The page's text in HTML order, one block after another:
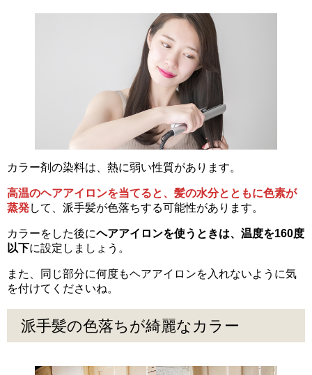
カラー剤の染料は、熱に弱い性質があります。
高温のヘアアイロンを当てると、髪の水分とともに色素が
蒸発して、派手髪が色落ちする可能性があります。
カラーをした後にヘアアイロンを使うときは、温度を160度
以下に設定しましょう。
また、同じ部分に何度もヘアアイロンを入れないように気
を付けてくださいね。
派手髪の色落ちが綺麗なカラー